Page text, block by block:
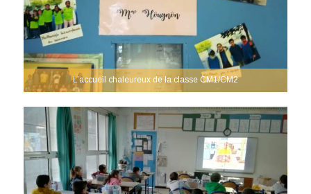
L’accueil chaleureux de la classe CM1/CM2